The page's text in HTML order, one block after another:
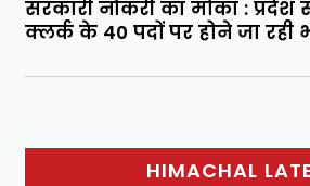
सरकारी नौकरी का मौका :
क्लर्क के 40 पदों पर होने जा रही
HIMACHAL